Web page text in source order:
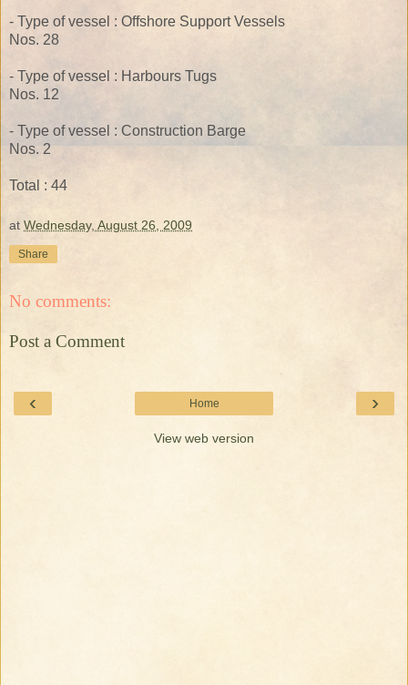
- Type of vessel : Offshore Support Vessels
Nos. 28
- Type of vessel : Harbours Tugs
Nos. 12
- Type of vessel : Construction Barge
Nos. 2
Total : 44
at Wednesday, August 26, 2009
Share
No comments:
Post a Comment
‹ ›
Home
View web version